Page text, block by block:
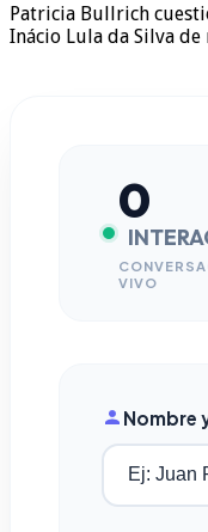
Patricia Bullrich
Inácio Lula da Silva
0
VIVO
Nombre